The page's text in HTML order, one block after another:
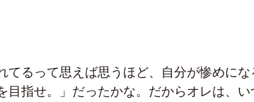
てるって思えば思うほど、自分が惨めにな
目指せ。」だったかな。だからオレは、い